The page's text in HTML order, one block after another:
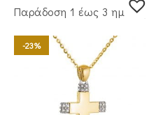
Παράδoση 1 έως 3 ημέρες
-23%